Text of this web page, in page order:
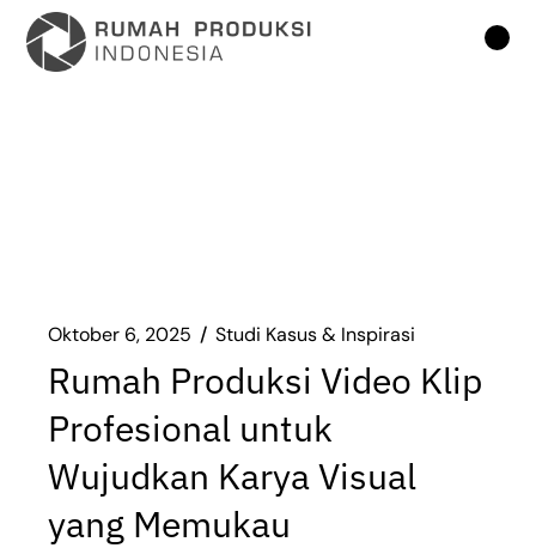
Lompat
konten
Oktober 6, 2025 Studi Kasus & Inspirasi
Rumah Produksi Video Klip
Profesional untuk
Wujudkan Karya Visual
yang Memukau